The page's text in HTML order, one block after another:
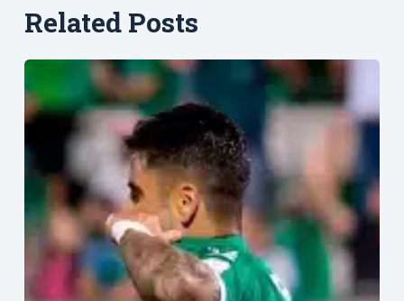
Related Posts